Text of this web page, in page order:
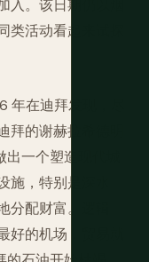
。该日期仍以烟
活动看起来试探
年在迪拜发现，尽
的谢赫拉希德明
一个塑造现代城
，特别是深水
配财富。逻辑
的机场，贸易就